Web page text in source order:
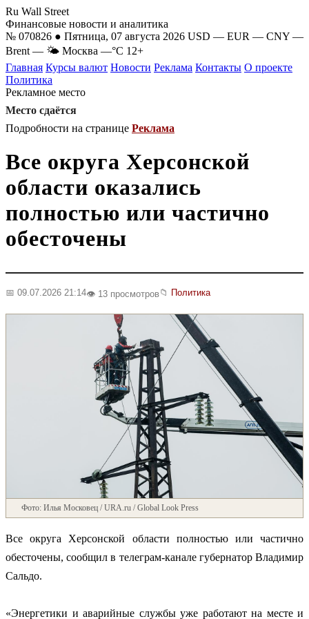
Ru Wall Street
Финансовые новости и аналитика
№ 070826 ● Пятница, 07 августа 2026 USD — EUR — CNY —
Brent — 🌤 Москва —°C 12+
Главная Курсы валют Новости Реклама Контакты О проекте
Политика
Рекламное место
Место сдаётся
Подробности на странице Реклама
Все округа Херсонской
области оказались
полностью или частично
обесточены
📅 09.07.2026 21:14👁️ 13 просмотров📁 Политика
Фото: Илья Московец / URA.ru / Global Look Press
Все округа Херсонской области полностью или частично
обесточены, сообщил в телеграм-канале губернатор Владимир
Сальдо.
«Энергетики и аварийные службы уже работают на месте и